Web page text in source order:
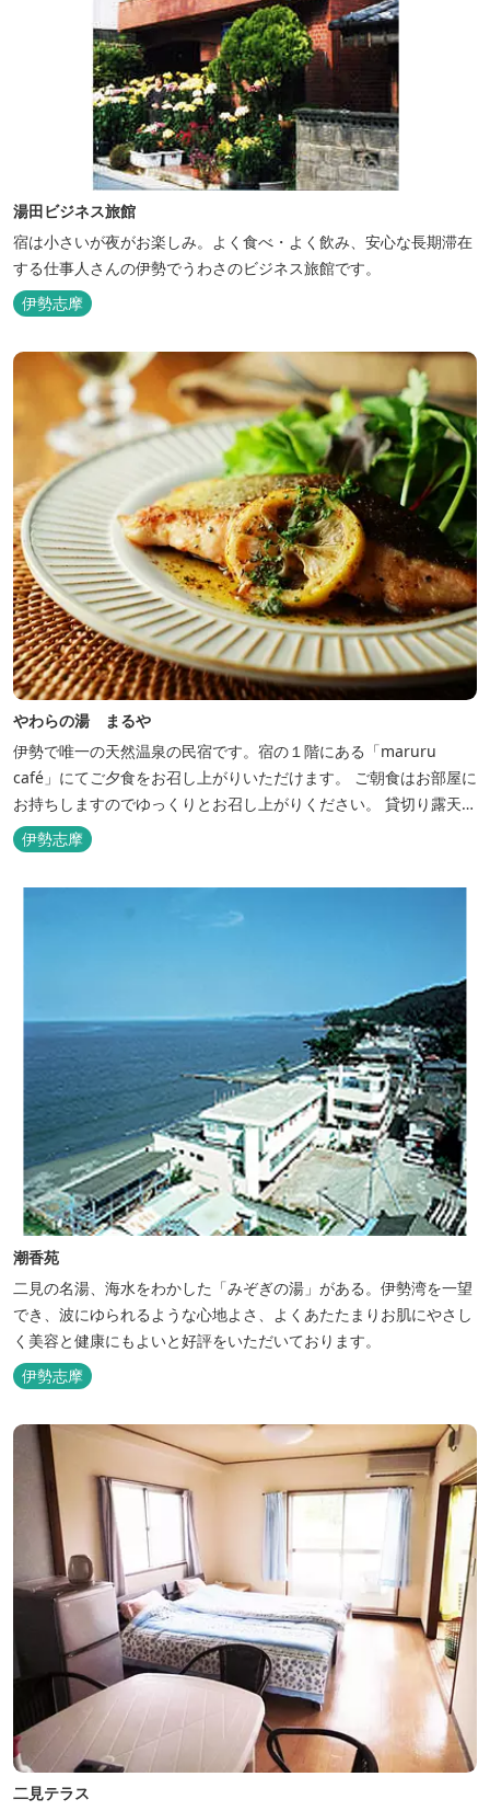
湯田ビジネス旅館
宿は小さいが夜がお楽しみ。よく食べ・よく飲み、安心な長期滞在
する仕事人さんの伊勢でうわさのビジネス旅館です。
伊勢志摩
やわらの湯 まるや
伊勢で唯一の天然温泉の民宿です。宿の１階にある「maruru
café」にてご夕食をお召し上がりいただけます。 ご朝食はお部屋に
お持ちしますのでゆっくりとお召し上がりください。 貸切り露天風
呂完備、駅近、夫婦岩まで徒歩15分です。
伊勢志摩
潮香苑
二見の名湯、海水をわかした「みぞぎの湯」がある。伊勢湾を一望
でき、波にゆられるような心地よさ、よくあたたまりお肌にやさし
く美容と健康にもよいと好評をいただいております。
伊勢志摩
二見テラス